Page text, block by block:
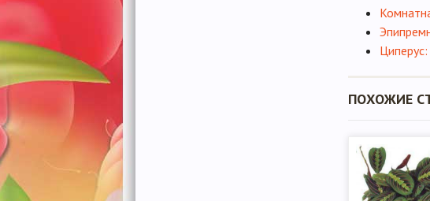
ПОХОЖИЕ